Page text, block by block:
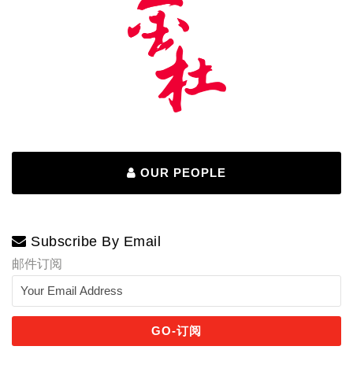
OUR PEOPLE
Subscribe By Email
邮件订阅